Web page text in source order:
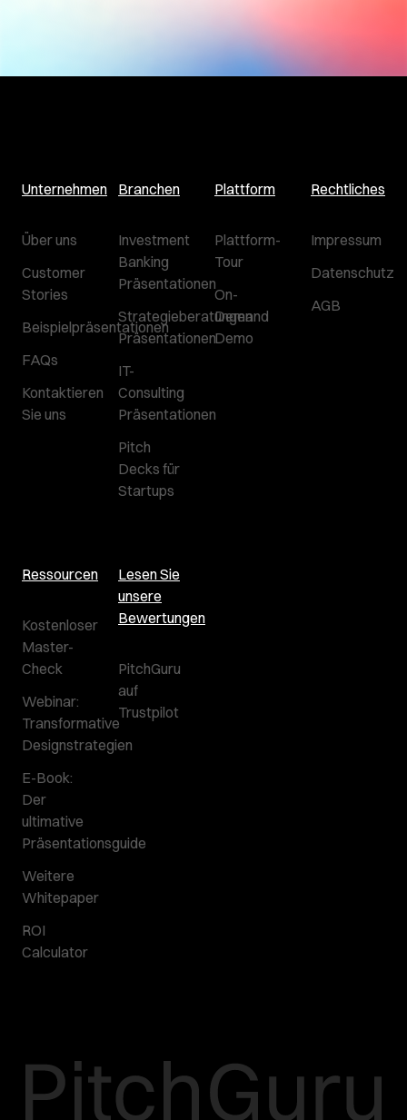
Unternehmen
Über uns
Customer
Stories
Beispielpräsentationen
FAQs
Kontaktieren
Sie uns
Branchen
Investment
Banking
Präsentationen
Strategieberatungen
Präsentationen
IT-
Consulting
Präsentationen
Pitch
Decks für
Startups
Plattform
Plattform-
Tour
On-
Demand
Demo
Rechtliches
Impressum
Datenschutz
AGB
Ressourcen
Kostenloser
Master-
Check
Webinar:
Transformative
Designstrategien
E-Book:
Der
ultimative
Präsentationsguide
Weitere
Whitepaper
ROI
Calculator
Lesen Sie
unsere
Bewertungen
PitchGuru
auf
Trustpilot